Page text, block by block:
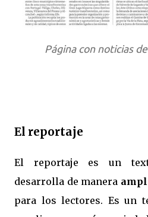
Página con noticias
El reportaje
El reportaje es un
desarrolla de manera
para los lectores. Es un